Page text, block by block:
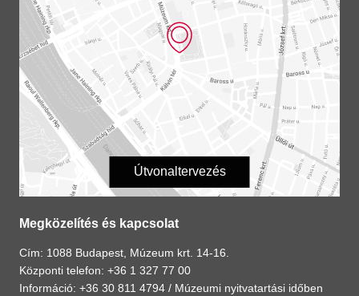
Útvonaltervezés
Megközelítés és kapcsolat
Cím: 1088 Budapest, Múzeum krt. 14-16.
Központi telefon: +36 1 327 77 00
Információ: +36 30 811 4794 / Múzeumi nyitvatartási időben